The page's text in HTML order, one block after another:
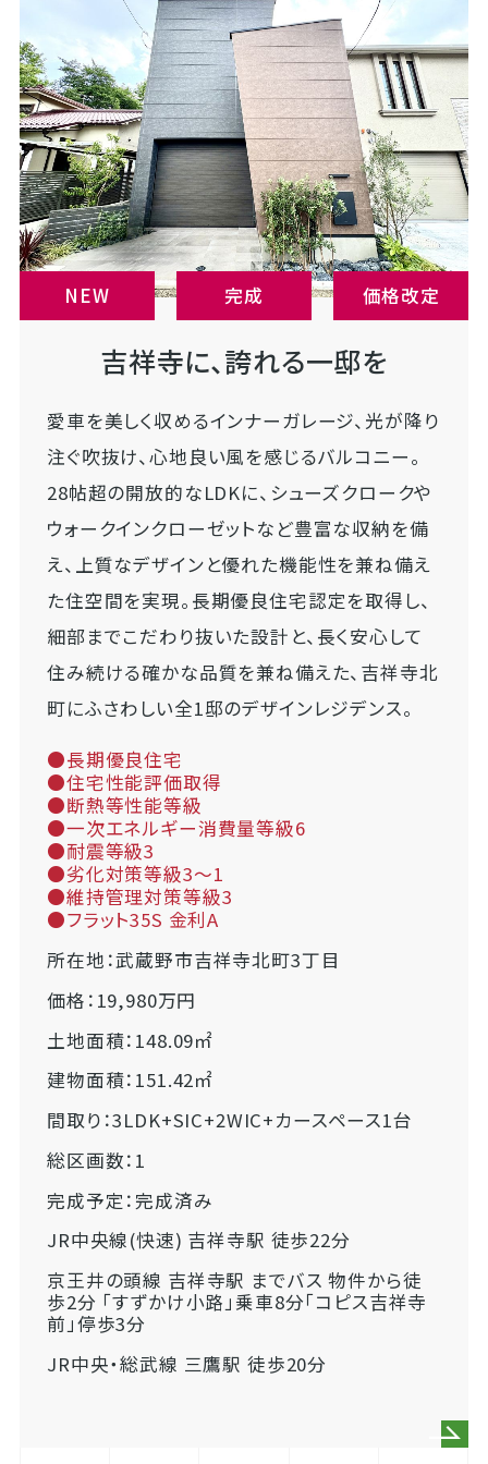
NEW 完成 価格改定
吉祥寺に、誇れる一邸を
愛車を美しく収めるインナーガレージ、光が降り
注ぐ吹抜け、心地良い風を感じるバルコニー。
28帖超の開放的なLDKに、シューズクロークや
ウォークインクローゼットなど豊富な収納を備
え、上質なデザインと優れた機能性を兼ね備え
た住空間を実現。長期優良住宅認定を取得し、
細部までこだわり抜いた設計と、長く安心して
住み続ける確かな品質を兼ね備えた、吉祥寺北
町にふさわしい全1邸のデザインレジデンス。
●長期優良住宅
●住宅性能評価取得
●断熱等性能等級
●一次エネルギー消費量等級6
●耐震等級3
●劣化対策等級3～1
●維持管理対策等級3
●フラット35S 金利A
所在地：武蔵野市吉祥寺北町3丁目
価格：19,980万円
土地面積：148.09㎡
建物面積：151.42㎡
間取り：3LDK+SIC+2WIC+カースペース1台
総区画数：1
完成予定：完成済み
JR中央線(快速) 吉祥寺駅 徒歩22分
京王井の頭線 吉祥寺駅 までバス 物件から徒
歩2分 「すずかけ小路」乗車8分「コピス吉祥寺
前」停歩3分
JR中央・総武線 三鷹駅 徒歩20分